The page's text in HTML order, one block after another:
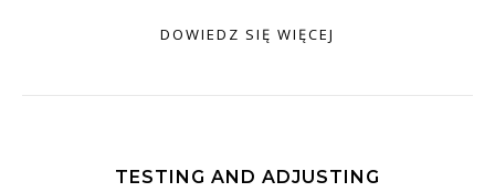
DOWIEDZ SIĘ WIĘCEJ
TESTING AND ADJUSTING